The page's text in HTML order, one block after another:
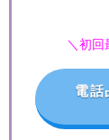
＼初回
電話